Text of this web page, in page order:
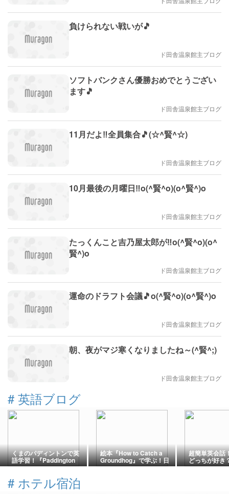
負けられない戦いが🎵
ド田舎温泉館主ブログ
ソフトバンクさん優勝おめでとうござい
ます🎵
ド田舎温泉館主ブログ
11月だよ‼️全員集合🎵(☆^賢^☆)
ド田舎温泉館主ブログ
10月最後の月曜日‼️o(^賢^o)(o^賢^)o
ド田舎温泉館主ブログ
たっくんこと吉乃屋太郎が‼️o(^賢^o)(o^
賢^)o
ド田舎温泉館主ブログ
運命のドラフト会議🎵o(^賢^o)(o^賢^)o
ド田舎温泉館主ブログ
朝、夜がマジ寒くなりましたね～(^賢^;)
ド田舎温泉館主ブログ
# 英語ブログ
くまのパディントンで英
語学習！『Paddington
Sets Sail』の基本情報と
絵本『How to Catch a
Groundhog』で学ぶ！日
常で使える英語表現とあ
超簡単英会話
どっちが好き
問に「両方と
# ホテル宿泊